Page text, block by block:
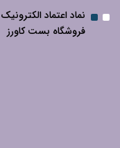
نماد اعتماد الکترونیک
فروشگاه بست کاورز